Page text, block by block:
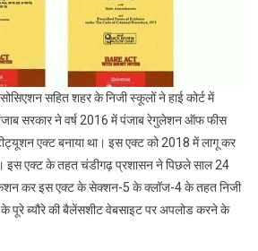
सहित शहर के निजी स्कूलों ने हाई कोर्ट में
सरकार ने वर्ष 2016 में पंजाब रेगुलेशन ऑफ फीस
एक्ट बनाया था। इस एक्ट को 2018 में लागू कर
इस एक्ट के तहत चंडीगढ़ प्रशासन ने पिछले साल 24
कर इस एक्ट के सेक्शन-5 के क्लॉज-4 के तहत निजी
पूरे ब्यौरे की बैलेंसशीट वेबसाइट पर अपलोड करने के